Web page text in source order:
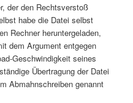
der den Rechtsverstoß
habe die Datei selbst
Rechner heruntergeladen,
dem Argument entgegen
Geschwindigkeit seines
Übertragung der Datei
Abmahnschreiben genannt